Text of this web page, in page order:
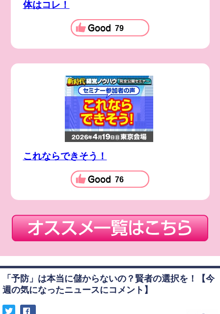
体はコレ！
79
これならできそう！
76
「予防」は本当に儲からないの？賢者の選択を！【今
週の気になったニュースにコメント】